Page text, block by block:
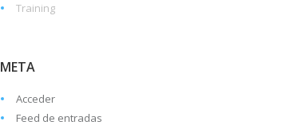
Training
META
Acceder
Feed de entradas